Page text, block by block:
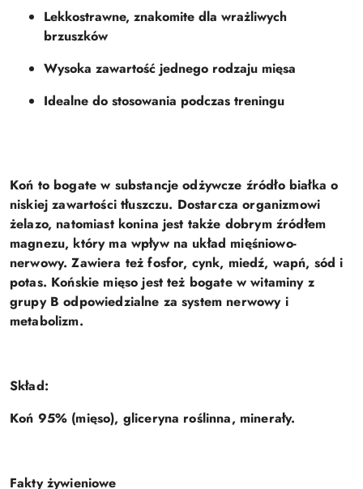
Lekkostrawne, znakomite dla wrażliwych
brzuszków
Wysoka zawartość jednego rodzaju mięsa
Idealne do stosowania podczas treningu
Koń to bogate w substancje odżywcze źródło białka o
niskiej zawartości tłuszczu. Dostarcza organizmowi
żelazo, natomiast konina jest także dobrym źródłem
magnezu, który ma wpływ na układ mięśniowo-
nerwowy. Zawiera też fosfor, cynk, miedź, wapń, sód i
potas. Końskie mięso jest też bogate w witaminy z
grupy B odpowiedzialne za system nerwowy i
metabolizm.
Skład:
Koń 95% (mięso), gliceryna roślinna, minerały.
Fakty żywieniowe